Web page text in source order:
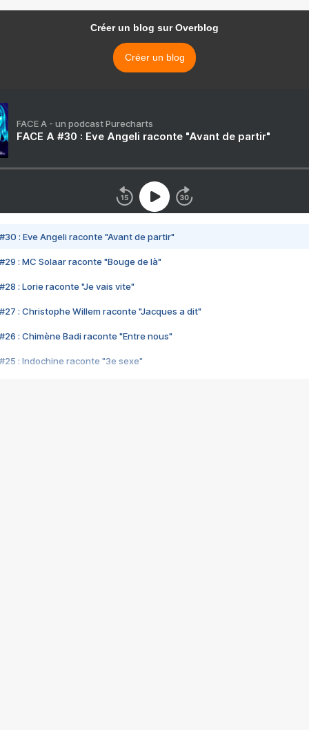
Créer un blog sur Overblog
Créer un blog
FACE A - un podcast Purecharts
FACE A #30 : Eve Angeli raconte "Avant de partir"
#30 : Eve Angeli raconte "Avant de partir"
#29 : MC Solaar raconte "Bouge de là"
#28 : Lorie raconte "Je vais vite"
#27 : Christophe Willem raconte "Jacques a dit"
#26 : Chimène Badi raconte "Entre nous"
#25 : Indochine raconte "3e sexe"